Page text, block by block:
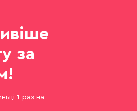
за
1 раз на